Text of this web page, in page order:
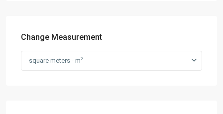
Change Measurement
square meters - m2